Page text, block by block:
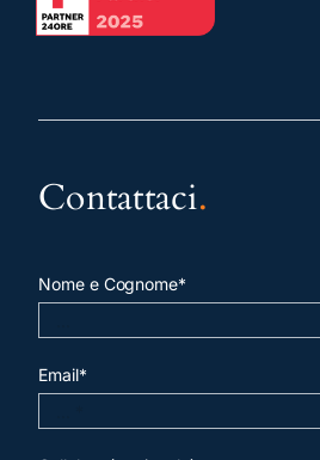
Contattaci.
Nome e Cognome*
Email*